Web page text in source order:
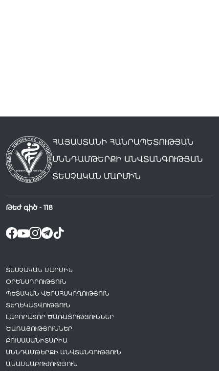
ՀԱՅԱՍՏԱՆԻ ՀԱՆՐԱՊԵՏՈՒԹՅԱՆ
ՍՆՆԴԱՄԹԵՐՔԻ ԱՆՎՏԱՆԳՈՒԹՅԱՆ
ՏԵՍՉԱԿԱՆ ՄԱՐՄԻՆ
Թեժ գիծ - 118
ՏԵՍՉԱԿԱՆ ՄԱՐՄԻՆ
ՕՐԵՆՍԴՐՈՒԹՅՈՒՆ
ՊԵՏԱԿԱՆ ՎԵՐԱՀՍԿՈՂՈՒԹՅՈՒՆ
ՏԵՂԵԿԱՏՎՈՒԹՅՈՒՆ
ԼԱԲՈՐԱՏՈՐ ԾԱՌԱՅՈՒԹՅՈՒՆՆԵՐ
ԾԱՌԱՅՈՒԹՅՈՒՆՆԵՐ
ԲՈՒՍԱՍԱՆԻՏԱՐԻԱ
ՍՆՆԴԱՄԹԵՐՔԻ ԱՆՎՏԱՆԳՈՒԹՅՈՒՆ
ԱՆԱՍՆԱԲՈՒԺՈՒԹՅՈՒՆ